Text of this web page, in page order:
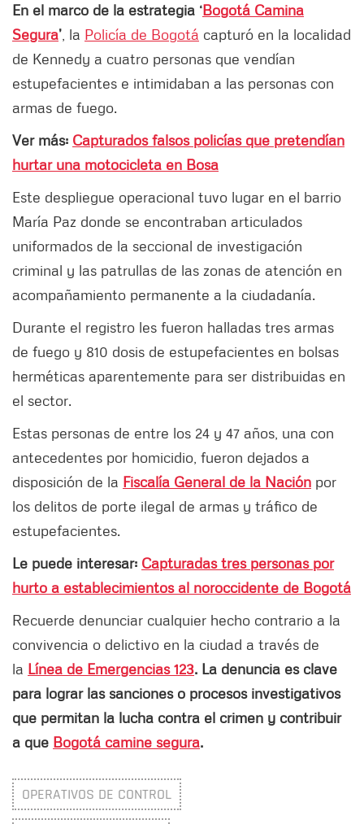
En el marco de la estrategia ‘Bogotá Camina
Segura’ , la Policía de Bogotá capturó en la localidad
de Kennedy a cuatro personas que vendían
estupefacientes e intimidaban a las personas con
armas de fuego.
Ver más: Capturados falsos policías que pretendían
hurtar una motocicleta en Bosa
Este despliegue operacional tuvo lugar en el barrio
María Paz donde se encontraban articulados
uniformados de la seccional de investigación
criminal y las patrullas de las zonas de atención en
acompañamiento permanente a la ciudadanía.
Durante el registro les fueron halladas tres armas
de fuego y 810 dosis de estupefacientes en bolsas
herméticas aparentemente para ser distribuidas en
el sector.
Estas personas de entre los 24 y 47 años, una con
antecedentes por homicidio, fueron dejados a
disposición de la Fiscalía General de la Nación por
los delitos de porte ilegal de armas y tráfico de
estupefacientes.
Le puede interesar: Capturadas tres personas por
hurto a establecimientos al noroccidente de Bogotá
Recuerde denunciar cualquier hecho contrario a la
convivencia o delictivo en la ciudad a través de
la Línea de Emergencias 123. La denuncia es clave
para lograr las sanciones o procesos investigativos
que permitan la lucha contra el crimen y contribuir
a que Bogotá camine segura.
OPERATIVOS DE CONTROL